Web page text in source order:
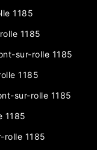
1185
1185
sur-rolle 1185
1185
sur-rolle 1185
1185
rolle 1185